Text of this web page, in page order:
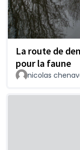
La route de
pour la faune
nicolas